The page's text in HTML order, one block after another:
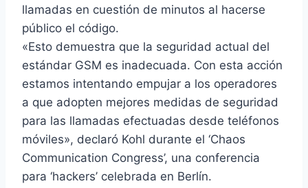
llamadas en cuestión de minutos al hacerse
público el código.
«Esto demuestra que la seguridad actual del
estándar GSM es inadecuada. Con esta acción
estamos intentando empujar a los operadores
a que adopten mejores medidas de seguridad
para las llamadas efectuadas desde teléfonos
móviles», declaró Kohl durante el ‘Chaos
Communication Congress’, una conferencia
para ‘hackers’ celebrada en Berlí­n.